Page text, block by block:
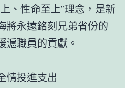
、性命至上”理念，是新
將永遠銘刻兄弟省份的
滬職員的貢獻。
投進支出